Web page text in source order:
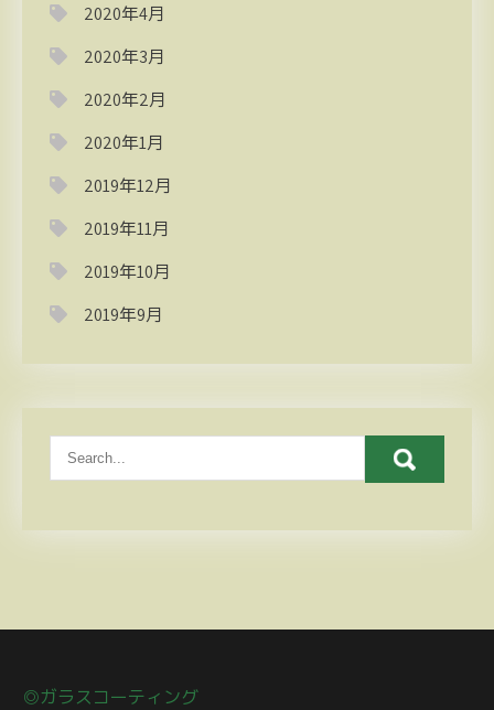
2020年4月
2020年3月
2020年2月
2020年1月
2019年12月
2019年11月
2019年10月
2019年9月
◎ガラスコーティング